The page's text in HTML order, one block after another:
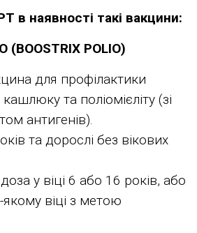
в наявності такі вакцини:
POLIO)
для профілактики
та поліомієліту (зі
антигенів).
та дорослі без вікових
у віці 6 або 16 років, або
віці з метою